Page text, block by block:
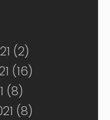
(2)
(16)
(8)
(8)